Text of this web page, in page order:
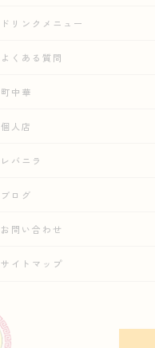
ドリンクメニュー
よくある質問
町中華
個人店
レバニラ
ブログ
お問い合わせ
サイトマップ